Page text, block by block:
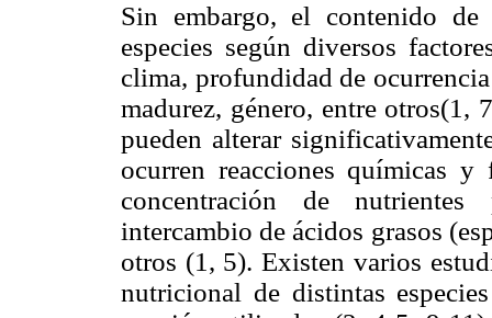
Sin embargo, el contenido de
especies según diversos
clima, profundidad de
madurez, género, entre otros(1,
pueden alterar
ocurren reacciones químicas
concentración de
intercambio de ácidos grasos
otros (1, 5). Existen varios
nutricional de distintas